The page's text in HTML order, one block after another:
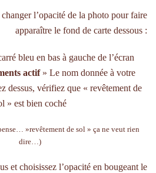
l’opacité de la photo pour faire
apparaître le fond de carte dessous :
bleu en bas à gauche de l’écran
actif» Le nom donnée à votre
dessus, vérifiez que « revêtement de
» est bien coché
»revêtement de sol » ça ne veut rien
dire…)
et choisissez l’opacité en bougeant le